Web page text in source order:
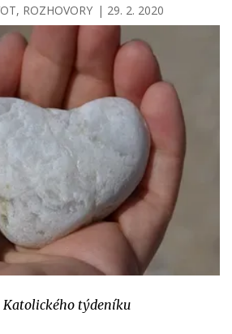
, ROZHOVORY | 29. 2. 2020
Katolického týdeníku